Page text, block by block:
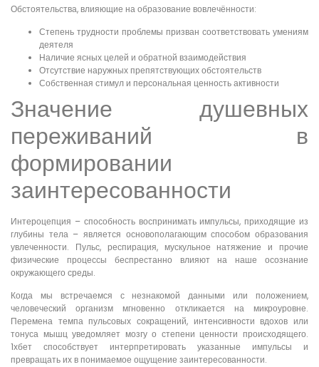
Обстоятельства, влияющие на образование вовлечённости:
Степень трудности проблемы призван соответствовать умениям
деятеля
Наличие ясных целей и обратной взаимодействия
Отсутствие наружных препятствующих обстоятельств
Собственная стимул и персональная ценность активности
Значение душевных
переживаний в
формировании
заинтересованности
Интероцепция – способность воспринимать импульсы, приходящие из
глубины тела – является основополагающим способом образования
увлеченности. Пульс, респирация, мускульное натяжение и прочие
физические процессы беспрестанно влияют на наше осознание
окружающего среды.
Когда мы встречаемся с незнакомой данными или положением,
человеческий организм мгновенно откликается на микроуровне.
Перемена темпа пульсовых сокращений, интенсивности вдохов или
тонуса мышц уведомляет мозгу о степени ценности происходящего.
1хбет способствует интерпретировать указанные импульсы и
превращать их в понимаемое ощущение заинтересованности.